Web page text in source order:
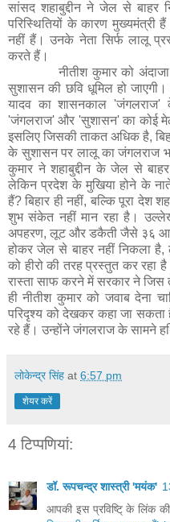
सांसद शहाबुद्दीन ने जेल से बाहर
परिस्थितियों के कारण मुख्यमंत्री
नहीं हैं। उनके नेता सिर्फ लालू
करते हैं।
नीतीश कुमार को अंदाजा
सुशासन की छवि धूमिल हो
यादव का शासनकाल 'जंगलराज'
'जंगलराज' और 'सुशासन' का कोई
इसलिए जिसकी ताकत अधिक है,
के सुशासन पर लालू का जंगलराज
कुमार ने शहाबुद्दीन के जेल से
लेकिन प्रदेश के मुखिया होने के
हैं? बिहार ही नहीं, बल्कि पूरा देश
शुभ संकेत नहीं मान रहा है।
अपहरण, लूट और डकैती जैसे ३६
होकर जेल से बाहर नहीं निकला है,
को हीरो की तरह प्रस्तुत कर रहा
रास्ता साफ करने में सरकार ने जिस
ही नीतीश कुमार को जवाब देना
परिदृश्य को देखकर कहा जा सकता
रहे हैं। उन्होंने जंगलराज के सामने
लोकेन्द्र सिंह at 6:57 pm
शेयर करें
4 टिप्‍पणियां:
डॉ. रूपचन्द्र शास्त्री 'मयंक'
आपकी इस प्रविष्टि् के लिंक